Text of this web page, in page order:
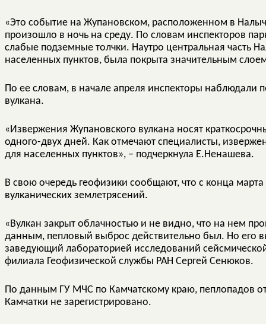
«Это событие на Жупановском, расположенном в
произошло в ночь на среду. По словам инспекторов
слабые подземные толчки. Наутро центральная часть
населенных пунктов, была покрыта значительным
По ее словам, в начале апреля инспекторы наблюдали
вулкана.
«Извержения Жупановского вулкана носят
одного-двух дней. Как отмечают специалисты,
для населенных пунктов», – подчеркнула Е.Ненашева.
В свою очередь геофизики сообщают, что с конца
вулканических землетрясений.
«Вулкан закрыт облачностью и не видно, что на нем
данным, пепловый выброс действительно был. Но его
заведующий лабораторией исследований
филиала Геофизической службы РАН Сергей Сенюков.
По данным ГУ МЧС по Камчатскому краю, пеплопадов
Камчатки не зарегистрировано.